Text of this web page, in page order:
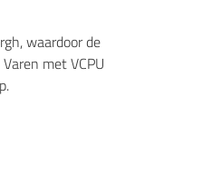
waardoor de
met VCPU